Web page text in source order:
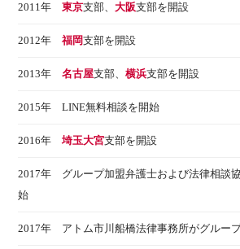
2011年東京支部、大阪支部を開設
2012年福岡支部を開設
2013年名古屋支部、横浜支部を開設
2015年 LINE無料相談を開始
2016年埼玉大宮支部を開設
2017年 グループ加盟弁護士および法律相談
始
2017年 アトム市川船橋法律事務所がグルー